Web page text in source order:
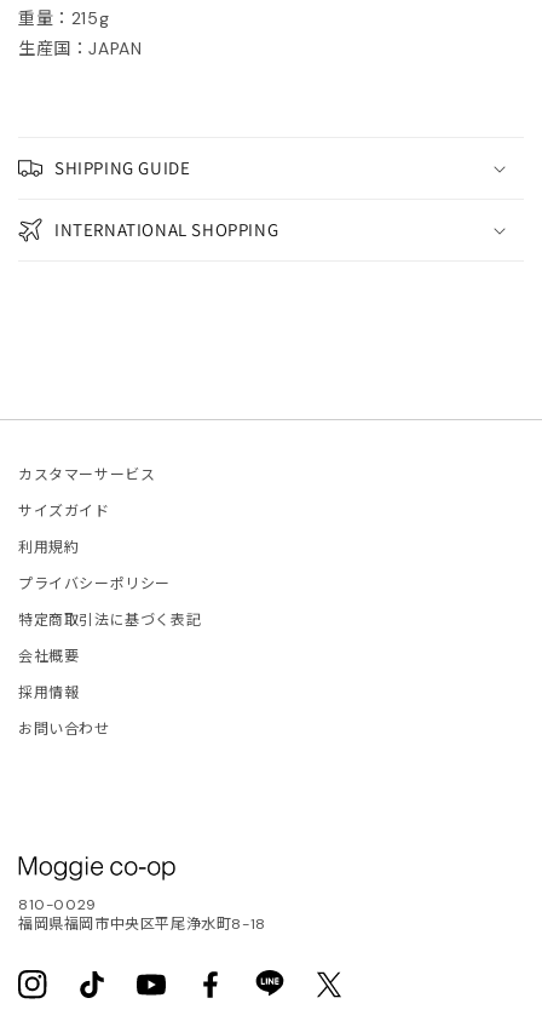
robe noire
D'HOORE
Aloné
COOKE
McCARTNEY
JOHNSON
NUDE
重量：215g
生産国：JAPAN
SHIPPING GUIDE
INTERNATIONAL SHOPPING
カスタマーサービス
サイズガイド
利用規約
プライバシーポリシー
特定商取引法に基づく表記
会社概要
採用情報
お問い合わせ
810-0029
福岡県福岡市中央区平尾浄水町8-18
InstagramTikTokYouTube FacebookTranslation